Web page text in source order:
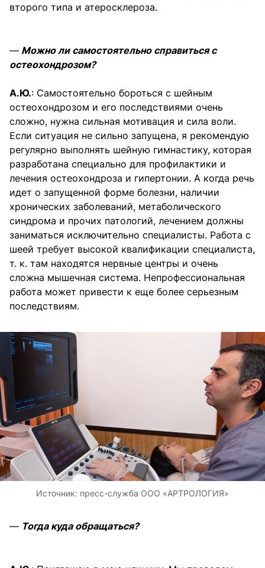
второго типа и атеросклероза.
— Можно ли самостоятельно справиться с
остеохондрозом?
А.Ю.: Самостоятельно бороться с шейным
остеохондрозом и его последствиями очень
сложно, нужна сильная мотивация и сила воли.
Если ситуация не сильно запущена, я рекомендую
регулярно выполнять шейную гимнастику, которая
разработана специально для профилактики и
лечения остеохондроза и гипертонии. А когда речь
идет о запущенной форме болезни, наличии
хронических заболеваний, метаболического
синдрома и прочих патологий, лечением должны
заниматься исключительно специалисты. Работа с
шеей требует высокой квалификации специалиста,
т. к. там находятся нервные центры и очень
сложна мышечная система. Непрофессиональная
работа может привести к еще более серьезным
последствиям.
Источник: пресс-служба ООО «АРТРОЛОГИЯ»
— Тогда куда обращаться?